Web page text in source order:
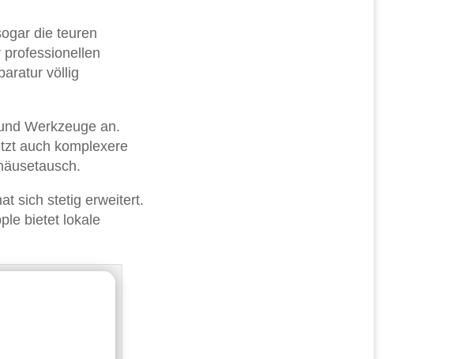
die teuren
völlig
Werkzeuge an.
auch komplexere
sich stetig erweitert.
bietet lokale